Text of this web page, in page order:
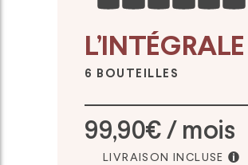
L’INTÉGRALE
6 BOUTEILLES
99,90€ / mois
LIVRAISON INCLUSE